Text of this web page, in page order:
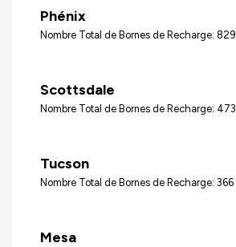
Phénix
Nombre Total de Bornes de Recharge: 829
Scottsdale
Nombre Total de Bornes de Recharge: 473
Tucson
Nombre Total de Bornes de Recharge: 366
Mesa